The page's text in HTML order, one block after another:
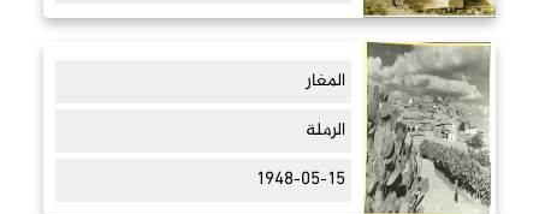
المغار
الرملة
1948-05-15